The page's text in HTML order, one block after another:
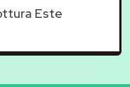
Este